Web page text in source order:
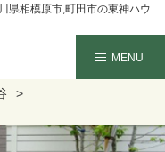
県相模原市,町田市の東神ハウ